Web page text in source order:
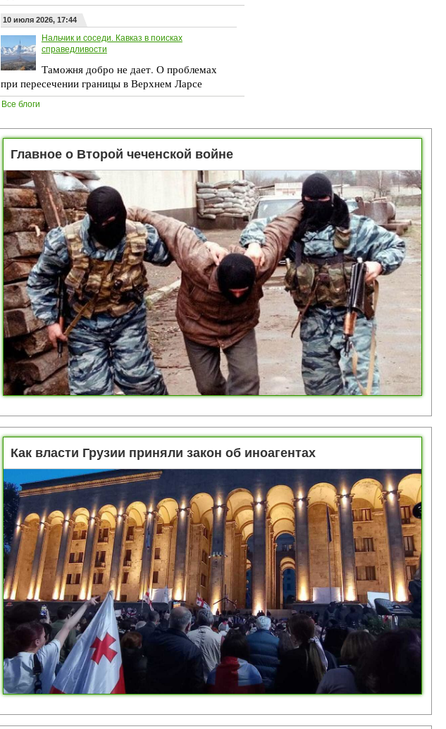
10 июля 2026, 17:44
Нальчик и соседи. Кавказ в поисках
справедливости
Таможня добро не дает. О проблемах
при пересечении границы в Верхнем Ларсе
Все блоги
Главное о Второй чеченской войне
Как власти Грузии приняли закон об иноагентах